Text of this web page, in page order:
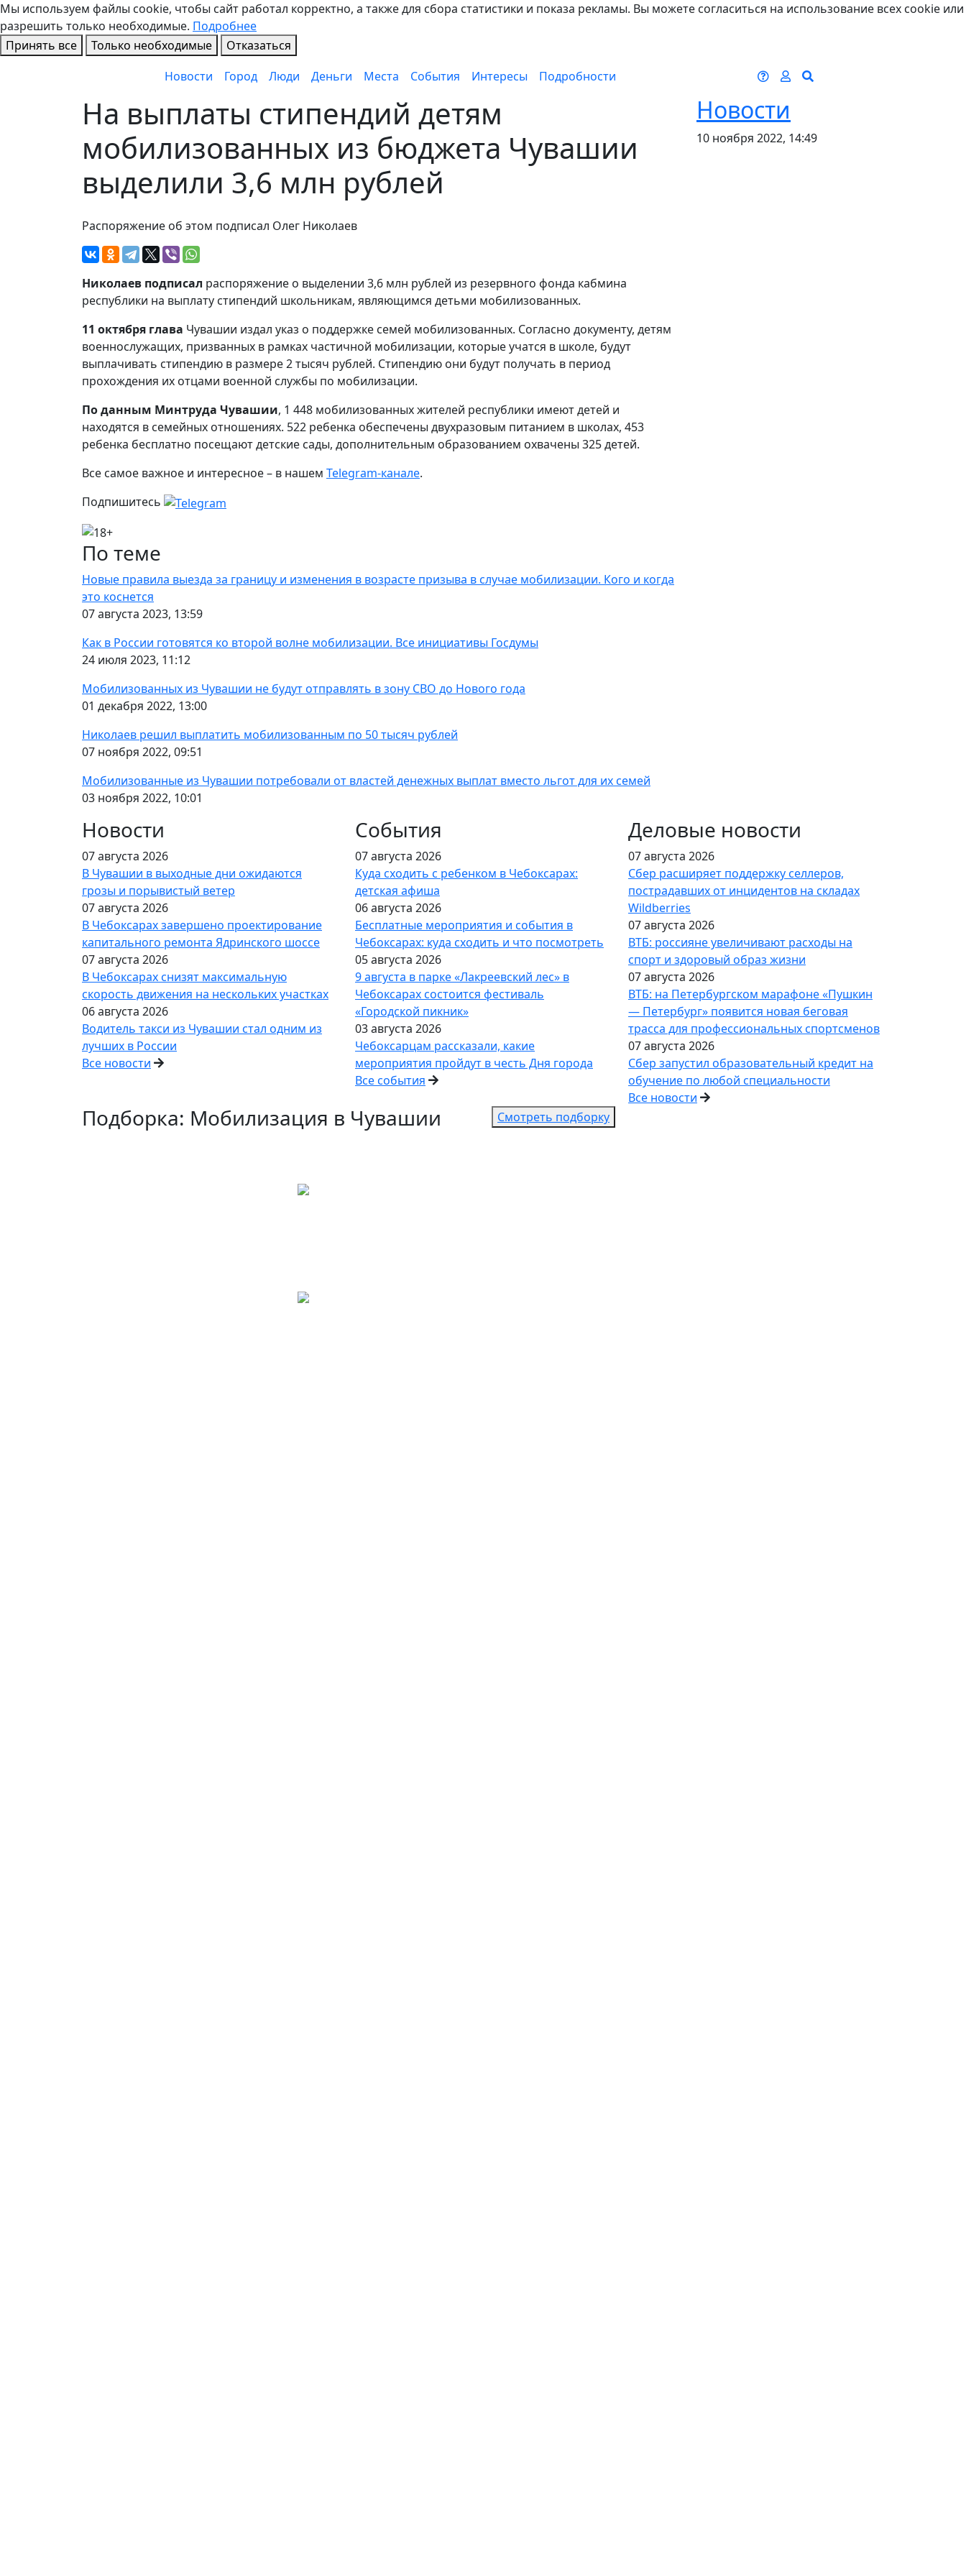
Мы используем файлы cookie, чтобы сайт работал корректно, а также для сбора статистики и показа рекламы. Вы можете согласиться на использование всех cookie или
разрешить только необходимые. Подробнее
Принять все
Только необходимые
Отказаться
Новости
Город Люди Деньги Места События Интересы Подробности
На выплаты стипендий детям
мобилизованных из бюджета Чувашии
выделили 3,6 млн рублей
Новости
10 ноября 2022, 14:49
Распоряжение об этом подписал Олег Николаев
Николаев подписал распоряжение о выделении 3,6 млн рублей из резервного фонда кабмина
республики на выплату стипендий школьникам, являющимся детьми мобилизованных.
11 октября глава Чувашии издал указ о поддержке семей мобилизованных. Согласно документу, детям
военнослужащих, призванных в рамках частичной мобилизации, которые учатся в школе, будут
выплачивать стипендию в размере 2 тысяч рублей. Стипендию они будут получать в период
прохождения их отцами военной службы по мобилизации.
По данным Минтруда Чувашии, 1 448 мобилизованных жителей республики имеют детей и
находятся в семейных отношениях. 522 ребенка обеспечены двухразовым питанием в школах, 453
ребенка бесплатно посещают детские сады, дополнительным образованием охвачены 325 детей.
Все самое важное и интересное – в нашем Telegram-канале.
Подпишитесь
По теме
Новые правила выезда за границу и изменения в возрасте призыва в случае мобилизации. Кого и когда
это коснется
07 августа 2023, 13:59
Как в России готовятся ко второй волне мобилизации. Все инициативы Госдумы
24 июля 2023, 11:12
Мобилизованных из Чувашии не будут отправлять в зону СВО до Нового года
01 декабря 2022, 13:00
Николаев решил выплатить мобилизованным по 50 тысяч рублей
07 ноября 2022, 09:51
Мобилизованные из Чувашии потребовали от властей денежных выплат вместо льгот для их семей
03 ноября 2022, 10:01
Новости
07 августа 2026
В Чувашии в выходные дни ожидаются
грозы и порывистый ветер
07 августа 2026
В Чебоксарах завершено проектирование
капитального ремонта Ядринского шоссе
07 августа 2026
В Чебоксарах снизят максимальную
скорость движения на нескольких участках
06 августа 2026
Водитель такси из Чувашии стал одним из
лучших в России
Все новости
События
07 августа 2026
Куда сходить с ребенком в Чебоксарах:
детская афиша
06 августа 2026
Бесплатные мероприятия и события в
Чебоксарах: куда сходить и что посмотреть
05 августа 2026
9 августа в парке «Лакреевский лес» в
Чебоксарах состоится фестиваль
«Городской пикник»
03 августа 2026
Чебоксарцам рассказали, какие
мероприятия пройдут в честь Дня города
Все события
Деловые новости
07 августа 2026
Сбер расширяет поддержку селлеров,
пострадавших от инцидентов на складах
Wildberries
07 августа 2026
ВТБ: россияне увеличивают расходы на
спорт и здоровый образ жизни
07 августа 2026
ВТБ: на Петербургском марафоне «Пушкин
— Петербург» появится новая беговая
трасса для профессиональных спортсменов
07 августа 2026
Сбер запустил образовательный кредит на
обучение по любой специальности
Все новости
Подборка: Мобилизация в Чувашии Смотреть подборку